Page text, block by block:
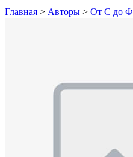
Главная > Авторы > От С до Ф